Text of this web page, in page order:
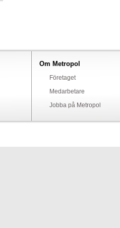
Om Metropol
Företaget
Medarbetare
Jobba på Metropol